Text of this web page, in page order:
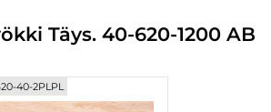
Täys. 40-620-1200 AB
40-2PLPL